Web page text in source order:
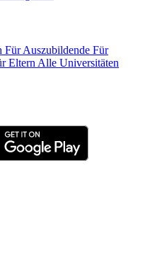
Für Auszubildende Für
Eltern Alle Universitäten